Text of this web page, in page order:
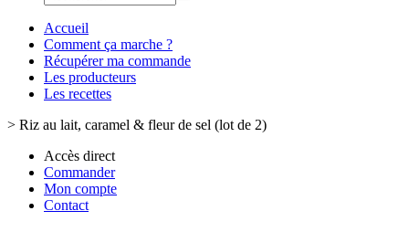
Accueil
Comment ça marche ?
Récupérer ma commande
Les producteurs
Les recettes
> Riz au lait, caramel & fleur de sel (lot de 2)
Accès direct
Commander
Mon compte
Contact